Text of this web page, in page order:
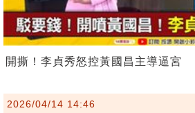
開撕！李貞秀怒控黃國昌主導逼宮
2026/04/14 14:46